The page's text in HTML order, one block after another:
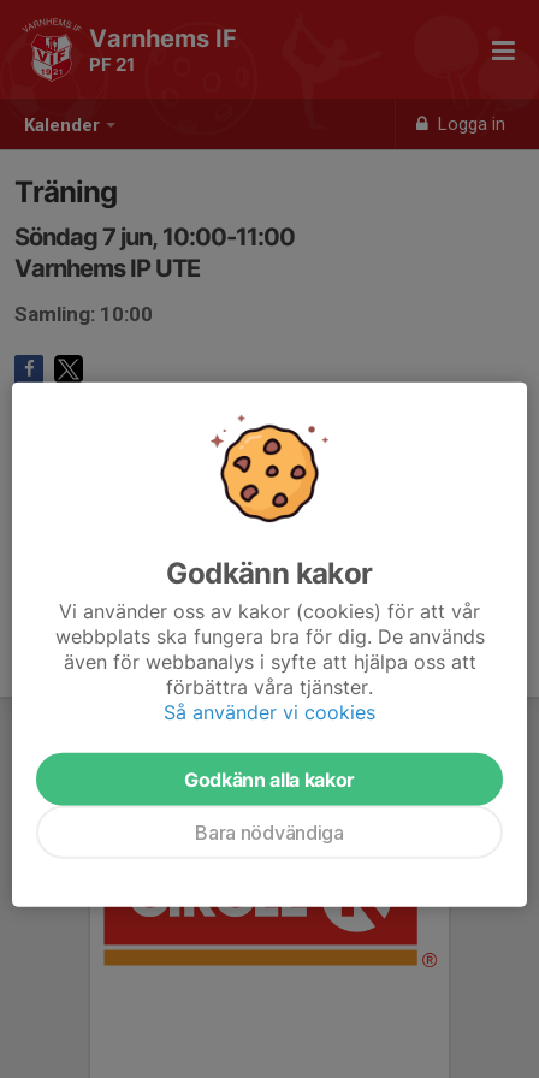
Kalender Logga in
Varnhems IF
PF 21
Träning
Söndag 7 jun, 10:00-11:00
Varnhems IP UTE
Samling: 10:00
Godkänn kakor
Vi använder oss av kakor (cookies) för att vår
webbplats ska fungera bra för dig. De används
även för webbanalys i syfte att hjälpa oss att
förbättra våra tjänster.
Så använder vi cookies
Godkänn alla kakor
Bara nödvändiga